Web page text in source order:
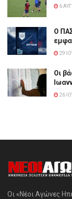
6
Ο
29
Οι
26
Οι «Νέοι Αγώνες